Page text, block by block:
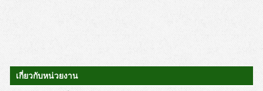
เกี่ยวกับหน่วยงาน